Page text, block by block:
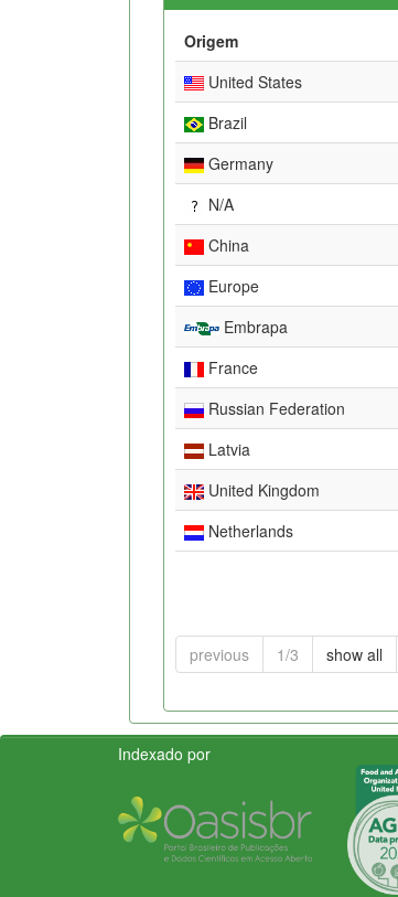
Origem
United States
Brazil
Germany
N/A
China
Europe
Embrapa
France
Russian Federation
Latvia
United Kingdom
Netherlands
previous 1/3 show all
Indexado por